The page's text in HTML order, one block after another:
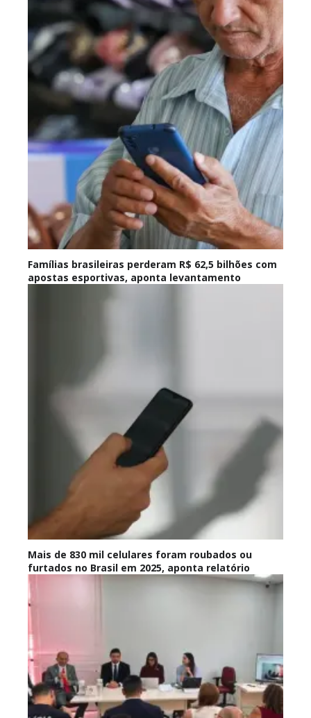
Famílias brasileiras perderam R$ 62,5 bilhões com
apostas esportivas, aponta levantamento
Mais de 830 mil celulares foram roubados ou
furtados no Brasil em 2025, aponta relatório